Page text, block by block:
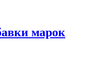
марок